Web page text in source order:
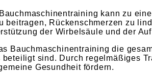
kann zu
beitragen, Rückenschmerzen zu
der Wirbelsäule und der
Bauchmaschinentraining die
beteiligt sind. Durch regelmäßiges
Gesundheit fördern.